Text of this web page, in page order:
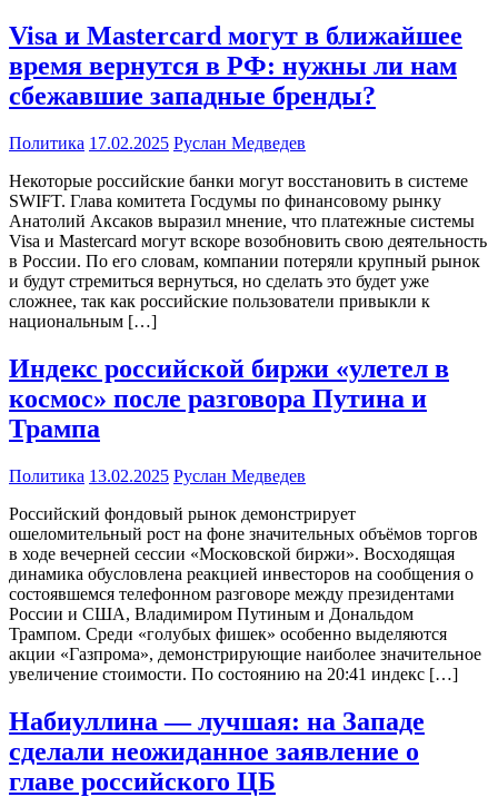
Visa и Mastercard могут в ближайшее
время вернутся в РФ: нужны ли нам
сбежавшие западные бренды?
Политика 17.02.2025 Руслан Медведев
Некоторые российские банки могут восстановить в системе
SWIFT. Глава комитета Госдумы по финансовому рынку
Анатолий Аксаков выразил мнение, что платежные системы
Visa и Mastercard могут вскоре возобновить свою деятельность
в России. По его словам, компании потеряли крупный рынок
и будут стремиться вернуться, но сделать это будет уже
сложнее, так как российские пользователи привыкли к
национальным […]
Индекс российской биржи «улетел в
космос» после разговора Путина и
Трампа
Политика 13.02.2025 Руслан Медведев
Российский фондовый рынок демонстрирует
ошеломительный рост на фоне значительных объёмов торгов
в ходе вечерней сессии «Московской биржи». Восходящая
динамика обусловлена реакцией инвесторов на сообщения о
состоявшемся телефонном разговоре между президентами
России и США, Владимиром Путиным и Дональдом
Трампом. Среди «голубых фишек» особенно выделяются
акции «Газпрома», демонстрирующие наиболее значительное
увеличение стоимости. По состоянию на 20:41 индекс […]
Набиуллина — лучшая: на Западе
сделали неожиданное заявление о
главе российского ЦБ